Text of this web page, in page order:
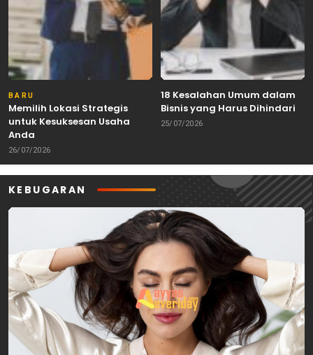
BARU
Memilih Lokasi Strategis
untuk Kesuksesan Usaha
Anda
26/07/2026
18 Kesalahan Umum dalam
Bisnis yang Harus Dihindari
25/07/2026
KEBUGARAN